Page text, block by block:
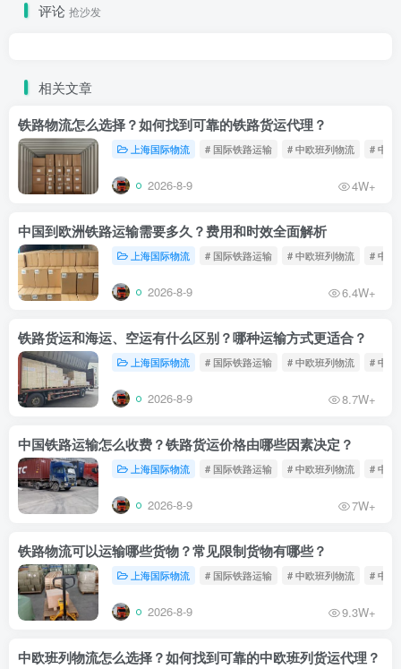
评论 抢沙发
相关文章
铁路物流怎么选择？如何找到可靠的铁路货运代理？
上海国际物流 # 国际铁路运输 # 中欧班列物流 # 中欧
2026-8-9 4W+
中国到欧洲铁路运输需要多久？费用和时效全面解析
上海国际物流 # 国际铁路运输 # 中欧班列物流 # 中欧
2026-8-9 6.4W+
铁路货运和海运、空运有什么区别？哪种运输方式更适合？
上海国际物流 # 国际铁路运输 # 中欧班列物流 # 中欧
2026-8-9 8.7W+
中国铁路运输怎么收费？铁路货运价格由哪些因素决定？
上海国际物流 # 国际铁路运输 # 中欧班列物流 # 中欧
2026-8-9 7W+
铁路物流可以运输哪些货物？常见限制货物有哪些？
上海国际物流 # 国际铁路运输 # 中欧班列物流 # 中欧
2026-8-9 9.3W+
中欧班列物流怎么选择？如何找到可靠的中欧班列货运代理？